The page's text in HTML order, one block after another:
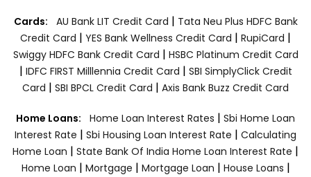
Cards: AU Bank LIT Credit Card | Tata Neu Plus HDFC Bank
Credit Card | YES Bank Wellness Credit Card | RupiCard |
Swiggy HDFC Bank Credit Card | HSBC Platinum Credit Card
| IDFC FIRST Milllennia Credit Card | SBI SimplyClick Credit
Card | SBI BPCL Credit Card | Axis Bank Buzz Credit Card
Home Loans: Home Loan Interest Rates | Sbi Home Loan
Interest Rate | Sbi Housing Loan Interest Rate | Calculating
Home Loan | State Bank Of India Home Loan Interest Rate |
Home Loan | Mortgage | Mortgage Loan | House Loans |